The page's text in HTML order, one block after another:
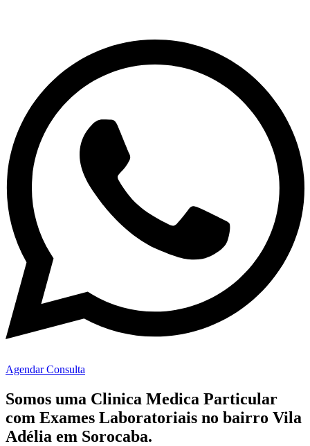
Agendar Consulta
Somos uma Clinica Medica Particular
com Exames Laboratoriais no bairro Vila
Adélia em Sorocaba.